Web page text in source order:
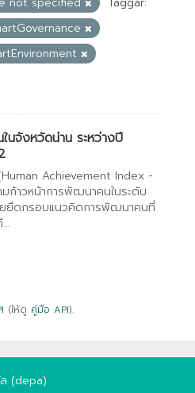
นจังหวัดน่าน ระหว่างปี
Achievement Index -
ก้าวหน้าการพัฒนาคนในระดับ
ยยึดกรอบแนวคิดการพัฒนาคนที่
(ให้ดู คู่มือ API).
(depa)